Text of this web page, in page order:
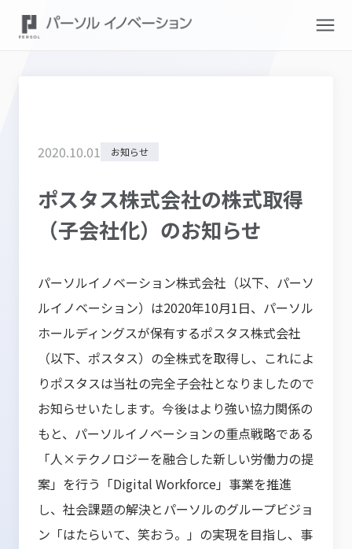
2020.10.01 お知らせ
ポスタス株式会社の株式取得
（子会社化）のお知らせ
パーソルイノベーション株式会社（以下、パーソ
ルイノベーション）は2020年10月1日、パーソル
ホールディングスが保有するポスタス株式会社
（以下、ポスタス）の全株式を取得し、これによ
りポスタスは当社の完全子会社となりましたので
お知らせいたします。今後はより強い協力関係の
もと、パーソルイノベーションの重点戦略である
「人×テクノロジーを融合した新しい労働力の提
案」を行う「Digital Workforce」事業を推進
し、社会課題の解決とパーソルのグループビジョ
ン「はたらいて、笑おう。」の実現を目指し、事